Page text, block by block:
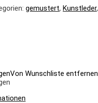
gemustert, Kunstleder,
Von Wunschliste entfernen